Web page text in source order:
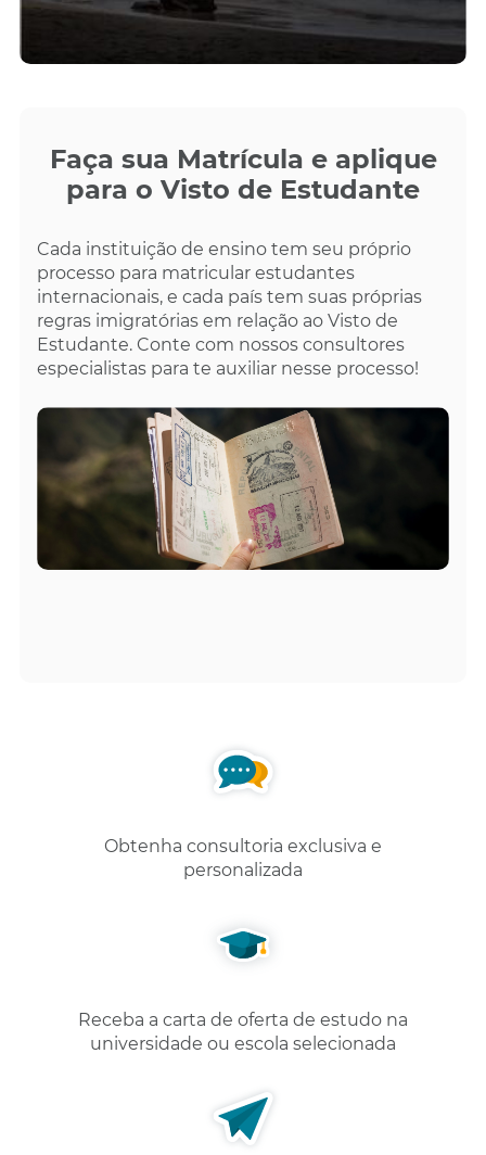
Faça sua Matrícula e aplique
para o Visto de Estudante
Cada instituição de ensino tem seu próprio
processo para matricular estudantes
internacionais, e cada país tem suas próprias
regras imigratórias em relação ao Visto de
Estudante. Conte com nossos consultores
especialistas para te auxiliar nesse processo!
Obtenha consultoria exclusiva e
personalizada
Receba a carta de oferta de estudo na
universidade ou escola selecionada